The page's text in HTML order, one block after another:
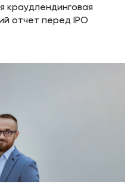
краудлендинговая
отчет перед IPO